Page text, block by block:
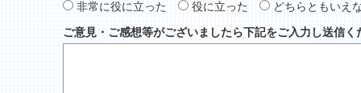
非常に役に立った
役に立った
どちらともいえ
ご意見・ご感想等がございましたら下記をご入力し送信く